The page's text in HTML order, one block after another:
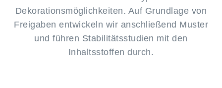
Dekorationsmöglichkeiten. Auf Grundlage von
Freigaben entwickeln wir anschließend Muster
und führen Stabilitätsstudien mit den
Inhaltsstoffen durch.